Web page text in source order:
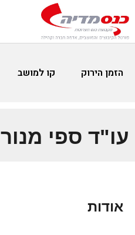
הזמן הירוק קו למושב
עו"ד ספי מנור
אודות